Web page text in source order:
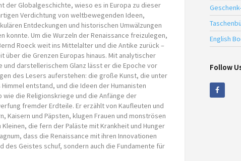
der Globalgeschichte, wieso es in Europa zu dieser
Verdichtung von weltbewegenden Ideen,
Entdeckungen und historischen Umwälzungen
konnte. Um die Wurzeln der Renaissance freizulegen,
Roeck weit ins Mittelalter und die Antike zurück –
über die Grenzen Europas hinaus. Mit analytischer
und darstellerischem Glanz lässt er die Epoche vor
des Lesers auferstehen: die große Kunst, die unter
Himmel entstand, und die Ideen der Humanisten
wie die Religionskriege und die Anfänge der
fremder Erdteile. Er erzählt von Kaufleuten und
Kaisern und Päpsten, klugen Frauen und monströsen
die fern der Paläste mit Krankheit und Hunger
dass die Renaissance mit ihren Innovationen
des Geistes schuf, sondern auch die Fundamente für
English
Follow